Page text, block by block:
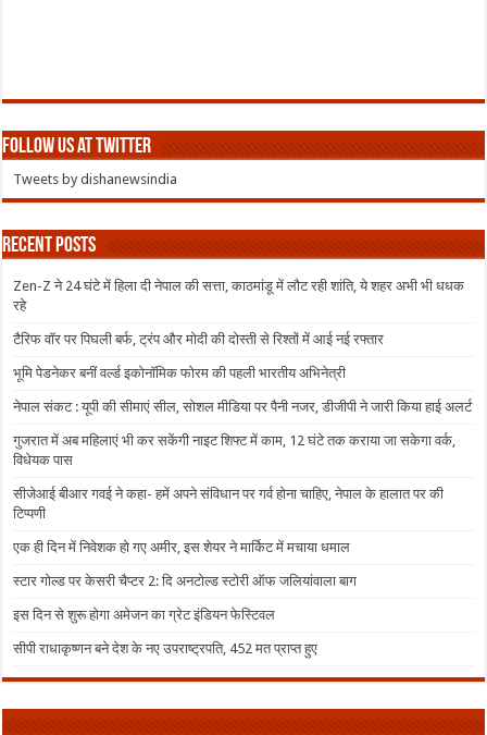
Follow us at Twitter
Tweets by dishanewsindia
Recent Posts
Zen-Z ने 24 घंटे में हिला दी नेपाल की सत्ता, काठमांडू में लौट रही शांति, ये शहर अभी भी धधक
रहे
टैरिफ वॉर पर पिघली बर्फ, ट्रंप और मोदी की दोस्ती से रिश्तों में आई नई रफ्तार
भूमि पेडनेकर बनीं वर्ल्ड इकोनॉमिक फोरम की पहली भारतीय अभिनेत्री
नेपाल संकट : यूपी की सीमाएं सील, सोशल मीडिया पर पैनी नजर, डीजीपी ने जारी किया हाई अलर्ट
गुजरात में अब महिलाएं भी कर सकेंगी नाइट शिफ्ट में काम, 12 घंटे तक कराया जा सकेगा वर्क,
विधेयक पास
सीजेआई बीआर गवई ने कहा- हमें अपने संविधान पर गर्व होना चाहिए, नेपाल के हालात पर की
टिप्पणी
एक ही दिन में निवेशक हो गए अमीर, इस शेयर ने मार्किट में मचाया धमाल
स्टार गोल्ड पर केसरी चैप्टर 2: दि अनटोल्ड स्टोरी ऑफ जलियांवाला बाग
इस दिन से शुरू होगा अमेजन का ग्रेट इंडियन फेस्टिवल
सीपी राधाकृष्णन बने देश के नए उपराष्ट्रपति, 452 मत प्राप्त हुए